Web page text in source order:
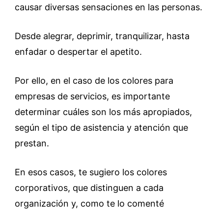
causar diversas sensaciones en las personas.
Desde alegrar, deprimir, tranquilizar, hasta
enfadar o despertar el apetito.
Por ello, en el caso de los colores para
empresas de servicios, es importante
determinar cuáles son los más apropiados,
según el tipo de asistencia y atención que
prestan.
En esos casos, te sugiero los colores
corporativos, que distinguen a cada
organización y, como te lo comenté